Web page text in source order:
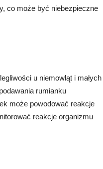
co może być niebezpieczne
u niemowląt i małych
rumianku
może powodować reakcje
reakcje organizmu